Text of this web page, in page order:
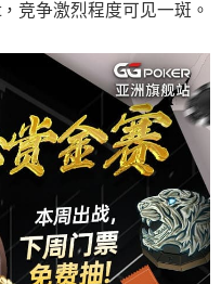
竞争激烈程度可见一斑。